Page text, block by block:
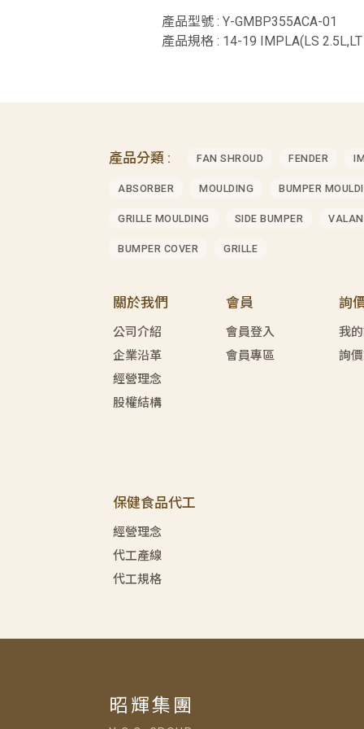
產品型號 : Y-GMBP355ACA-01
產品規格 : 14-19 IMPLA(LS
產品分類 : FAN SHROUD FENDER
ABSORBER MOULDING BUMPER
GRILLE MOULDING SIDE BUMPER
BUMPER COVER GRILLE
關於我們
公司介紹
企業沿革
經營理念
股權結構
會員
會員登入
會員專區
詢
我
詢
保健食品代工
經營理念
代工產線
代工規格
昭輝集團